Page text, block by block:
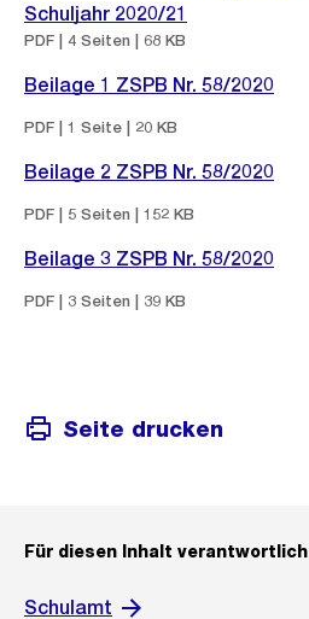
Schuljahr 2020/21
PDF | 4 Seiten | 68 KB
Beilage 1 ZSPB Nr. 58/2020
PDF | 1 Seite | 20 KB
Beilage 2 ZSPB Nr. 58/2020
PDF | 5 Seiten | 152 KB
Beilage 3 ZSPB Nr. 58/2020
PDF | 3 Seiten | 39 KB
Seite drucken
Für diesen Inhalt verantwortlich
Schulamt